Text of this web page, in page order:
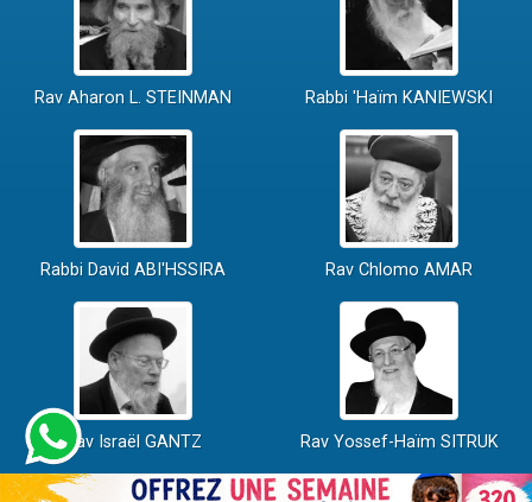
Rav Aharon L. STEINMAN Rabbi 'Haïm KANIEWSKI
Rabbi David ABI'HSSIRA Rav Chlomo AMAR
Rav Israël GANTZ Rav Yossef-Haïm SITRUK